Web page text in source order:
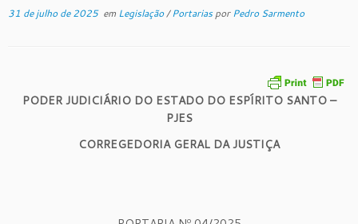
31 de julho de 2025em Legislação/PortariasporPedro Sarmento
PODER JUDICIÁRIO DO ESTADO DO ESPÍRITO SANTO –
PJES
CORREGEDORIA GERAL DA JUSTIÇA